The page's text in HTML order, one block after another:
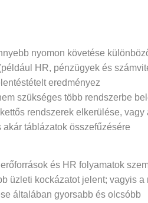
nyomon követése
HR, pénzügyek és
eredményez
szükséges több rendszerbe
rendszerek elkerülése,
táblázatok összefűzésére
és HR folyamatok
üzleti kockázatot jelent; vagyis
általában gyorsabb és olcsóbb